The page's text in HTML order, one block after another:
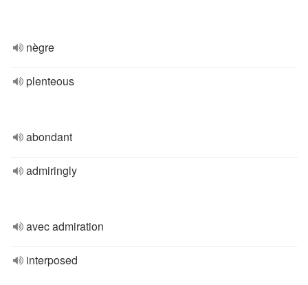
nègre
plenteous
abondant
admiringly
avec admiration
interposed